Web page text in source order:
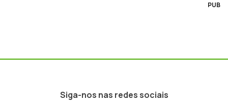
PUB
Siga-nos nas redes sociais